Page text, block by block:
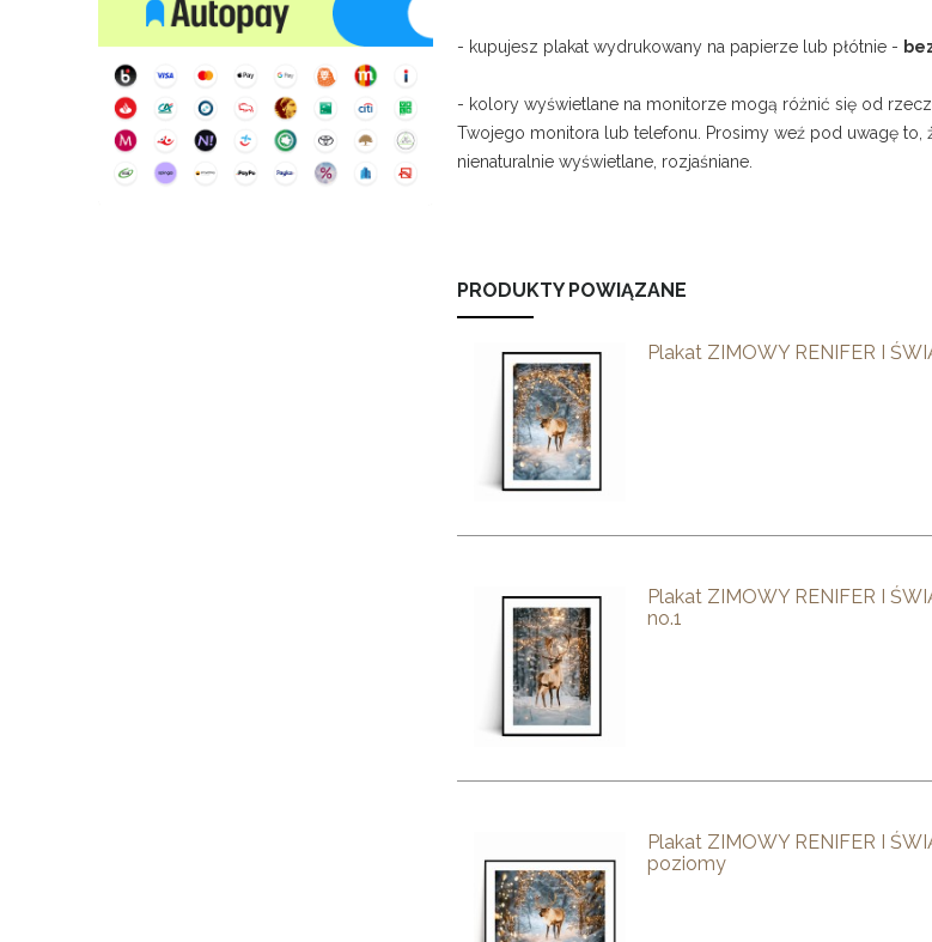
- kupujesz plakat wydrukowany na papierze lub płótnie -
- kolory wyświetlane na monitorze mogą różnić się od
Twojego monitora lub telefonu. Prosimy weź pod uwagę
nienaturalnie wyświetlane, rozjaśniane.
PRODUKTY POWIĄZANE
Plakat ZIMOWY RENIFER I
Plakat ZIMOWY RENIFER I
no.1
Plakat ZIMOWY RENIFER I
poziomy